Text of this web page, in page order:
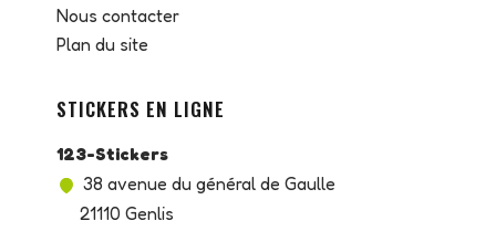
Nous contacter
Plan du site
STICKERS EN LIGNE
123-Stickers
38 avenue du général de Gaulle
21110 Genlis